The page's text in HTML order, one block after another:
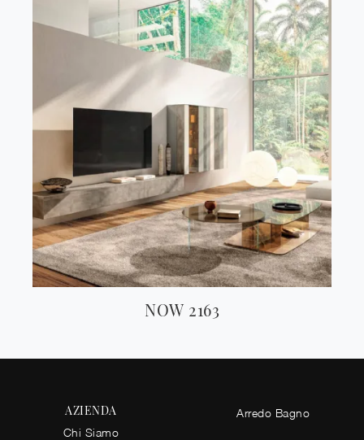
NOW 2163
AZIENDA
Chi Siamo
Arredo Bagno